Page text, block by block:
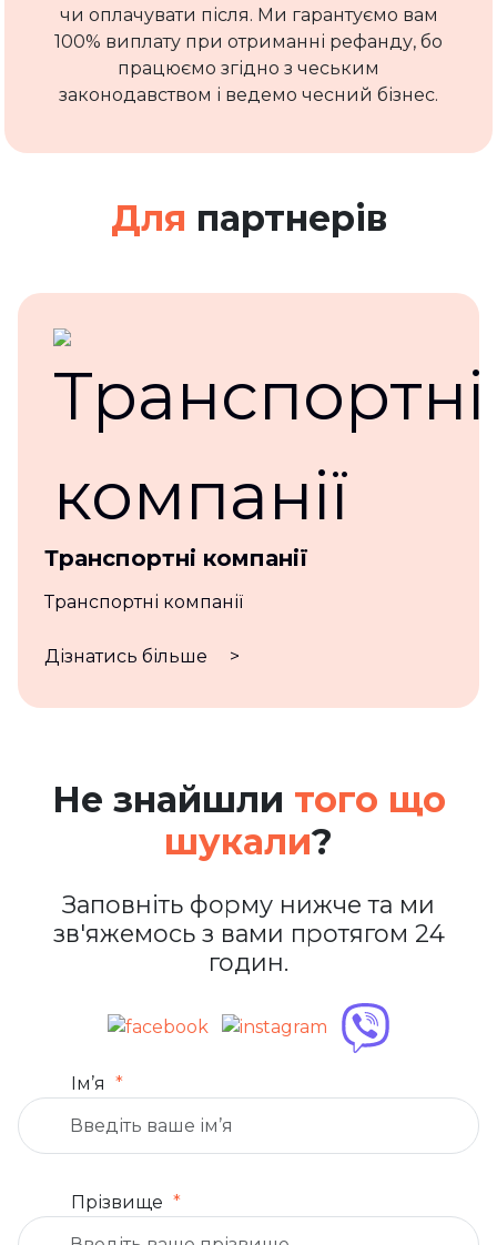
чи оплачувати після. Ми гарантуємо вам
100% виплату при отриманні рефанду, бо
працюємо згідно з чеським
законодавством і ведемо чесний бізнес.
Для партнерів
Транспортні компанії
Транспортні компанії
Дізнатись більше >
Не знайшли того що
шукали?
Заповніть форму нижче та ми
зв'яжемось з вами протягом 24
годин.
Ім’я
Прізвище